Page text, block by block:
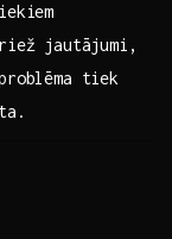
jautājumi,
tiek